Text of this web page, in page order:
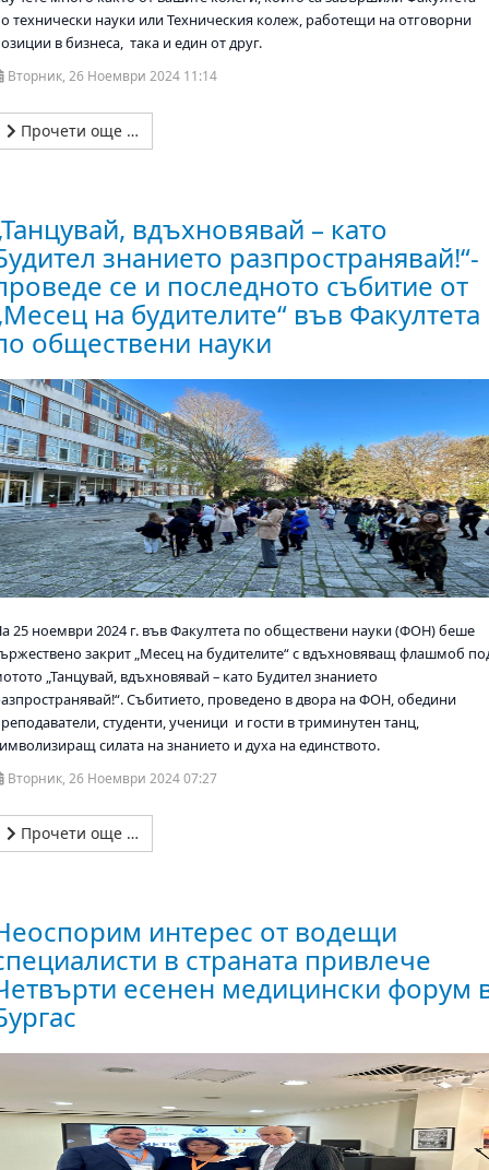
технически науки или Техническия колеж, работещи на отговорни
в бизнеса, така и един от друг.
Вторник, 26 Ноември 2024 11:14
Прочети още …
вдъхновявай – като
знанието разпространявай!“-
се и последното събитие от
на будителите“ във Факултета
обществени науки
25 ноември 2024 г. във Факултета по обществени науки (ФОН) беше
закрит „Месец на будителите“ с вдъхновяващ флашмоб
„Танцувай, вдъхновявай – като Будител знанието
Събитието, проведено в двора на ФОН, обедини
студенти, ученици и гости в триминутен танц,
силата на знанието и духа на единството.
Вторник, 26 Ноември 2024 07:27
Прочети още …
интерес от водещи
в страната привлече
есенен медицински форум